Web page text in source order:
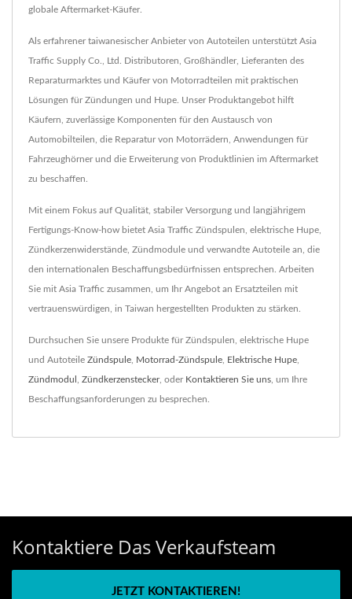
globale Aftermarket-Käufer.
Als erfahrener taiwanesischer Anbieter von Autoteilen unterstützt Asia
Traffic Supply Co., Ltd. Distributoren, Großhändler, Lieferanten des
Reparaturmarktes und Käufer von Motorradteilen mit praktischen
Lösungen für Zündungen und Hupe. Unser Produktangebot hilft
Käufern, zuverlässige Komponenten für den Austausch von
Automobilteilen, die Reparatur von Motorrädern, Anwendungen für
Fahrzeughörner und die Erweiterung von Produktlinien im Aftermarket
zu beschaffen.
Mit einem Fokus auf Qualität, stabiler Versorgung und langjährigem
Fertigungs-Know-how bietet Asia Traffic Zündspulen, elektrische Hupe,
Zündkerzenwiderstände, Zündmodule und verwandte Autoteile an, die
den internationalen Beschaffungsbedürfnissen entsprechen. Arbeiten
Sie mit Asia Traffic zusammen, um Ihr Angebot an Ersatzteilen mit
vertrauenswürdigen, in Taiwan hergestellten Produkten zu stärken.
Durchsuchen Sie unsere Produkte für Zündspulen, elektrische Hupe
und Autoteile Zündspule Motorrad-Zündspule Elektrische Hupe
Zündmodul Zündkerzenstecker, oder Kontaktieren Sie uns , um Ihre
Beschaffungsanforderungen zu besprechen.
Kontaktiere Das Verkaufsteam
JETZT KONTAKTIEREN!